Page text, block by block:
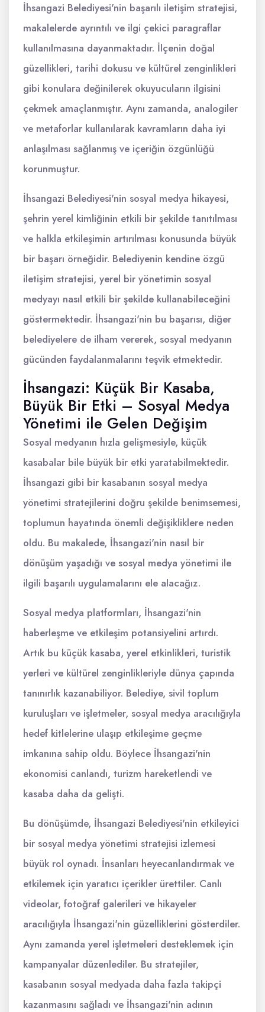
İhsangazi Belediyesi'nin başarılı iletişim stratejisi,
makalelerde ayrıntılı ve ilgi çekici paragraflar
kullanılmasına dayanmaktadır. İlçenin doğal
güzellikleri, tarihi dokusu ve kültürel zenginlikleri
gibi konulara değinilerek okuyucuların ilgisini
çekmek amaçlanmıştır. Aynı zamanda, analogiler
ve metaforlar kullanılarak kavramların daha iyi
anlaşılması sağlanmış ve içeriğin özgünlüğü
korunmuştur.
İhsangazi Belediyesi'nin sosyal medya hikayesi,
şehrin yerel kimliğinin etkili bir şekilde tanıtılması
ve halkla etkileşimin artırılması konusunda büyük
bir başarı örneğidir. Belediyenin kendine özgü
iletişim stratejisi, yerel bir yönetimin sosyal
medyayı nasıl etkili bir şekilde kullanabileceğini
göstermektedir. İhsangazi'nin bu başarısı, diğer
belediyelere de ilham vererek, sosyal medyanın
gücünden faydalanmalarını teşvik etmektedir.
İhsangazi: Küçük Bir Kasaba,
Büyük Bir Etki – Sosyal Medya
Yönetimi ile Gelen Değişim
Sosyal medyanın hızla gelişmesiyle, küçük
kasabalar bile büyük bir etki yaratabilmektedir.
İhsangazi gibi bir kasabanın sosyal medya
yönetimi stratejilerini doğru şekilde benimsemesi,
toplumun hayatında önemli değişikliklere neden
oldu. Bu makalede, İhsangazi'nin nasıl bir
dönüşüm yaşadığı ve sosyal medya yönetimi ile
ilgili başarılı uygulamalarını ele alacağız.
Sosyal medya platformları, İhsangazi'nin
haberleşme ve etkileşim potansiyelini artırdı.
Artık bu küçük kasaba, yerel etkinlikleri, turistik
yerleri ve kültürel zenginlikleriyle dünya çapında
tanınırlık kazanabiliyor. Belediye, sivil toplum
kuruluşları ve işletmeler, sosyal medya aracılığıyla
hedef kitlelerine ulaşıp etkileşime geçme
imkanına sahip oldu. Böylece İhsangazi'nin
ekonomisi canlandı, turizm hareketlendi ve
kasaba daha da gelişti.
Bu dönüşümde, İhsangazi Belediyesi'nin etkileyici
bir sosyal medya yönetimi stratejisi izlemesi
büyük rol oynadı. İnsanları heyecanlandırmak ve
etkilemek için yaratıcı içerikler ürettiler. Canlı
videolar, fotoğraf galerileri ve hikayeler
aracılığıyla İhsangazi'nin güzelliklerini gösterdiler.
Aynı zamanda yerel işletmeleri desteklemek için
kampanyalar düzenlediler. Bu stratejiler,
kasabanın sosyal medyada daha fazla takipçi
kazanmasını sağladı ve İhsangazi'nin adının